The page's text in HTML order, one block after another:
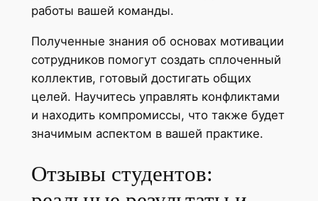
работы вашей команды.
Полученные знания об основах мотивации
сотрудников помогут создать сплоченный
коллектив, готовый достигать общих
целей. Научитесь управлять конфликтами
и находить компромиссы, что также будет
значимым аспектом в вашей практике.
Отзывы студентов: